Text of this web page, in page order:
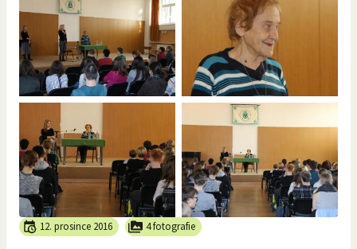
12. prosince 2016 4 fotografie